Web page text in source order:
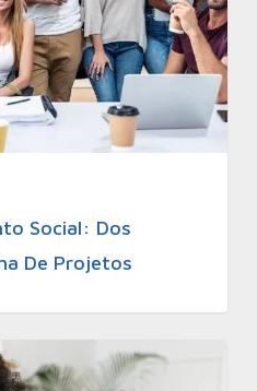
Social: Dos
De Projetos